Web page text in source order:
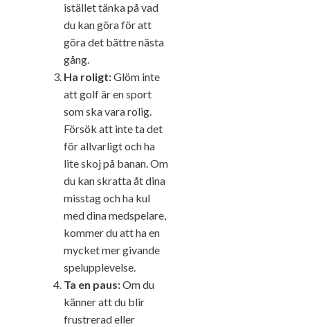
istället tänka på vad
du kan göra för att
göra det bättre nästa
gång.
Ha roligt:Glöm inte
att golf är en sport
som ska vara rolig.
Försök att inte ta det
för allvarligt och ha
lite skoj på banan. Om
du kan skratta åt dina
misstag och ha kul
med dina medspelare,
kommer du att ha en
mycket mer givande
spelupplevelse.
Ta en paus:Om du
känner att du blir
frustrerad eller